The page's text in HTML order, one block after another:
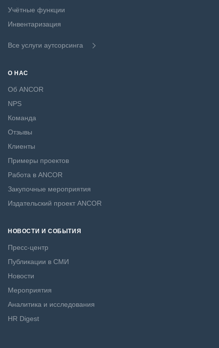
Учётные функции
Инвентаризация
Все услуги аутсорсинга
О НАС
Об ANCOR
NPS
Команда
Отзывы
Клиенты
Примеры проектов
Работа в ANCOR
Закупочные мероприятия
Издательский проект ANCOR
НОВОСТИ И СОБЫТИЯ
Пресс-центр
Публикации в СМИ
Новости
Мероприятия
Аналитика и исследования
HR Digest